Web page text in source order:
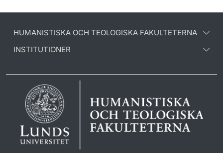
HUMANISTISKA OCH TEOLOGISKA FAKULTETERNA
INSTITUTIONER